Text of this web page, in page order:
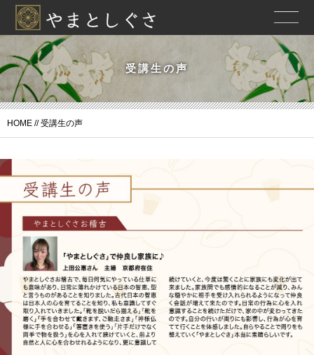
受講生の声
HOME //受講生の声